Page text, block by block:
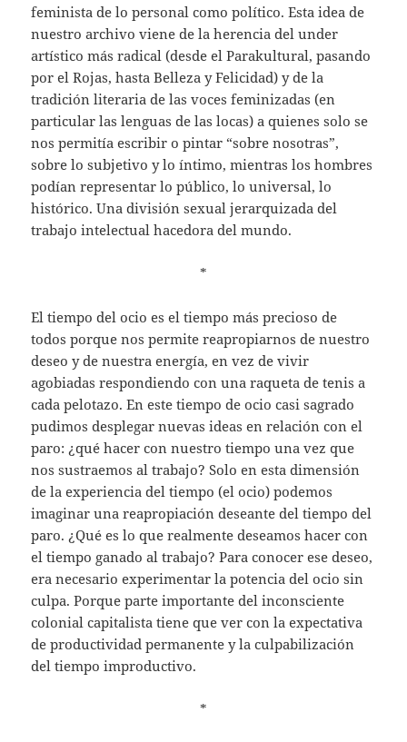
feminista de lo personal como político. Esta idea de
nuestro archivo viene de la herencia del under
artístico más radical (desde el Parakultural, pasando
por el Rojas, hasta Belleza y Felicidad) y de la
tradición literaria de las voces feminizadas (en
particular las lenguas de las locas) a quienes solo se
nos permitía escribir o pintar “sobre nosotras”,
sobre lo subjetivo y lo íntimo, mientras los hombres
podían representar lo público, lo universal, lo
histórico. Una división sexual jerarquizada del
trabajo intelectual hacedora del mundo.
*
El tiempo del ocio es el tiempo más precioso de
todos porque nos permite reapropiarnos de nuestro
deseo y de nuestra energía, en vez de vivir
agobiadas respondiendo con una raqueta de tenis a
cada pelotazo. En este tiempo de ocio casi sagrado
pudimos desplegar nuevas ideas en relación con el
paro: ¿qué hacer con nuestro tiempo una vez que
nos sustraemos al trabajo? Solo en esta dimensión
de la experiencia del tiempo (el ocio) podemos
imaginar una reapropiación deseante del tiempo del
paro. ¿Qué es lo que realmente deseamos hacer con
el tiempo ganado al trabajo? Para conocer ese deseo,
era necesario experimentar la potencia del ocio sin
culpa. Porque parte importante del inconsciente
colonial capitalista tiene que ver con la expectativa
de productividad permanente y la culpabilización
del tiempo improductivo.
*